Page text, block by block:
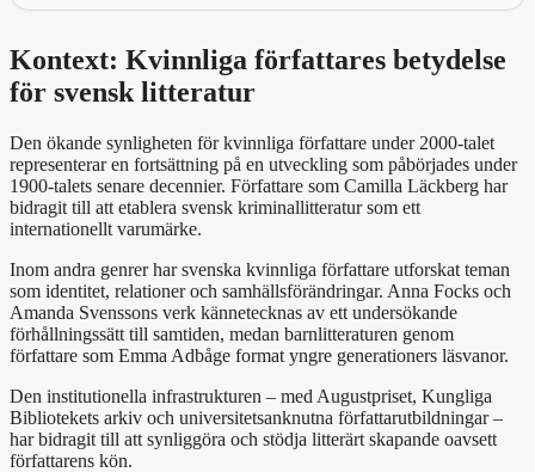
Kontext: Kvinnliga författares betydelse
för svensk litteratur
Den ökande synligheten för kvinnliga författare under 2000-talet
representerar en fortsättning på en utveckling som påbörjades under
1900-talets senare decennier. Författare som Camilla Läckberg har
bidragit till att etablera svensk kriminallitteratur som ett
internationellt varumärke.
Inom andra genrer har svenska kvinnliga författare utforskat teman
som identitet, relationer och samhällsförändringar. Anna Focks och
Amanda Svenssons verk kännetecknas av ett undersökande
förhållningssätt till samtiden, medan barnlitteraturen genom
författare som Emma Adbåge format yngre generationers läsvanor.
Den institutionella infrastrukturen – med Augustpriset, Kungliga
Bibliotekets arkiv och universitetsanknutna författarutbildningar –
har bidragit till att synliggöra och stödja litterärt skapande oavsett
författarens kön.